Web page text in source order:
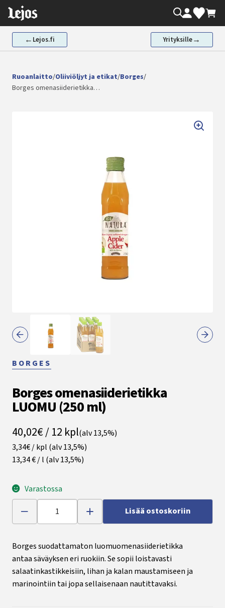
Siirry
sisältöön
Oma tili
← Lejos.fi Yrityksille→
Ruoanlaitto/Oliiviöljyt ja etikat/Borges/
Borges omenasiiderietikka…
BORGES
Borges omenasiiderietikka
LUOMU (250 ml)
40,02€ / 12 kpl(alv 13,5%)
3,34€ / kpl (alv 13,5%)
13,34 € / l (alv 13,5%)
Varastossa
Lisää ostoskoriin
Borges suodattamaton luomuomenasiiderietikka
antaa säväyksen eri ruokiin. Se sopii loistavasti
salaatinkastikkeisiin, lihan ja kalan maustamiseen ja
marinointiin tai jopa sellaisenaan nautittavaksi.